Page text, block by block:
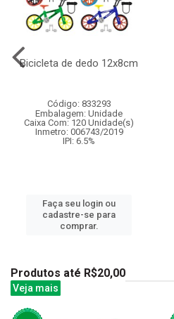
Bicicleta de dedo 12x8cm
Código: 833293
Embalagem: Unidade
Caixa Com: 120 Unidade(s)
Inmetro: 006743/2019
IPI: 6.5%
Faça seu login ou
cadastre-se para
comprar.
Produtos até R$20,00
Veja mais